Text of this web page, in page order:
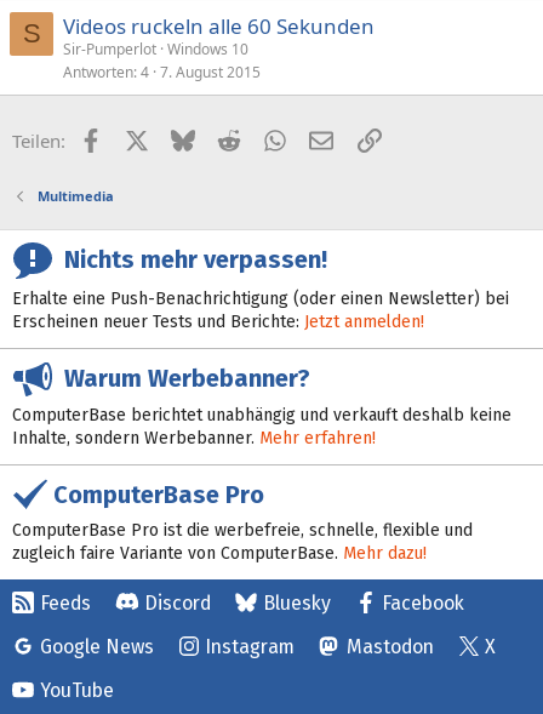
S Videos ruckeln alle 60 Sekunden
Sir-Pumperlot Windows 10
Antworten 4 7. August 2015
Teilen: FacebookX (Twitter)
BlueskyRedditWhatsApp
E-MailLink
Multimedia
Nichts mehr verpassen!
Erhalte eine Push-Benachrichtigung (oder einen Newsletter) bei
Erscheinen neuer Tests und Berichte: Jetzt anmelden!
Warum Werbebanner?
ComputerBase berichtet unabhängig und verkauft deshalb keine
Inhalte, sondern Werbebanner. Mehr erfahren!
ComputerBase Pro
ComputerBase Pro ist die werbefreie, schnelle, flexible und
zugleich faire Variante von ComputerBase. Mehr dazu!
Feeds Discord Bluesky
Facebook
Google News
Instagram Mastodon
X
YouTube